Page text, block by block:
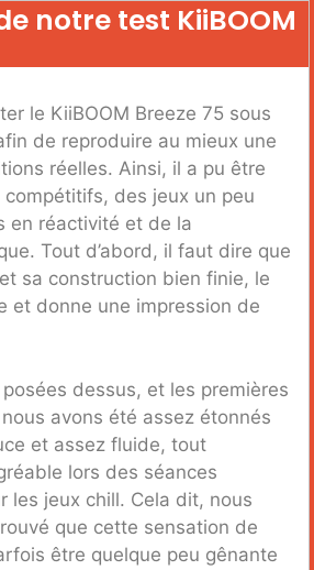
notre test KiiBOOM
le KiiBOOM Breeze 75 sous
de reproduire au mieux une
réelles. Ainsi, il a pu être
des jeux un peu
en réactivité et de la
Tout d’abord, il faut dire que
sa construction bien finie, le
et donne une impression de
dessus, et les premières
avons été assez étonnés
et assez fluide, tout
lors des séances
les jeux chill. Cela dit, nous
que cette sensation de
être quelque peu gênante